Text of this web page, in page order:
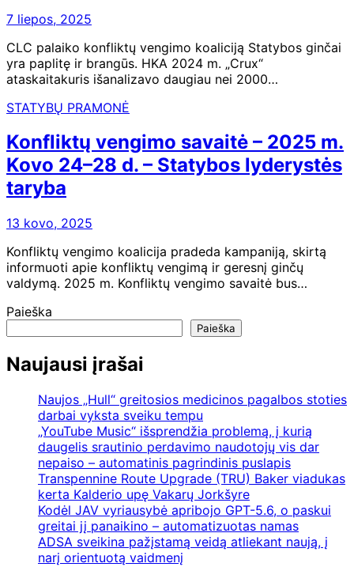
7 liepos, 2025
CLC palaiko konfliktų vengimo koaliciją Statybos ginčai
yra paplitę ir brangūs. HKA 2024 m. „Crux“
ataskaitakuris išanalizavo daugiau nei 2000…
STATYBŲ PRAMONĖ
Konfliktų vengimo savaitė – 2025 m.
Kovo 24–28 d. – Statybos lyderystės
taryba
13 kovo, 2025
Konfliktų vengimo koalicija pradeda kampaniją, skirtą
informuoti apie konfliktų vengimą ir geresnį ginčų
valdymą. 2025 m. Konfliktų vengimo savaitė bus…
Paieška
Paieška
Naujausi įrašai
Naujos „Hull“ greitosios medicinos pagalbos stoties
darbai vyksta sveiku tempu
„YouTube Music“ išsprendžia problemą, į kurią
daugelis srautinio perdavimo naudotojų vis dar
nepaiso – automatinis pagrindinis puslapis
Transpennine Route Upgrade (TRU) Baker viadukas
kerta Kalderio upę Vakarų Jorkšyre
Kodėl JAV vyriausybė apribojo GPT-5.6, o paskui
greitai jį panaikino – automatizuotas namas
ADSA sveikina pažįstamą veidą atliekant naują, į
narį orientuotą vaidmenį